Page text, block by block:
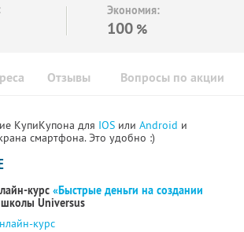
Экономия:
100 %
Отзывы Вопросы по акции
КупиКупона для IOS или Android и
смартфона. Это удобно :)
курс «Быстрые деньги на создании
Universus
курс